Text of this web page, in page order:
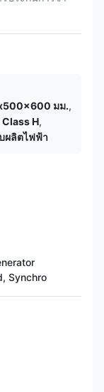
มม.,
Class H,
ผลิตไฟฟ้า
Synchro